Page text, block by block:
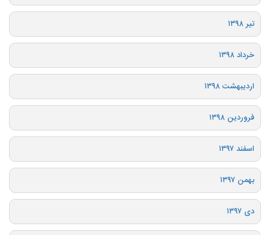
تیر ۱۳۹۸
خرداد ۱۳۹۸
اردیبهشت ۱۳۹۸
فروردین ۱۳۹۸
اسفند ۱۳۹۷
بهمن ۱۳۹۷
دی ۱۳۹۷